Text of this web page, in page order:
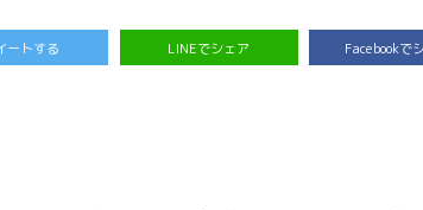
ートする LINEでシェア Facebookで